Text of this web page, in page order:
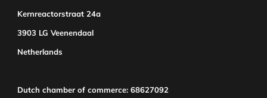
Kernreactorstraat 24a
3903 LG Veenendaal
Netherlands
Dutch chamber of commerce: 68627092